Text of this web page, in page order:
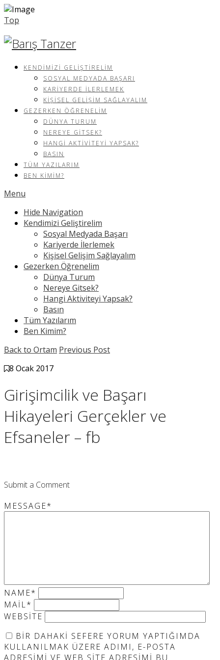
Top
KENDIMIZI GELIŞTIRELIM
SOSYAL MEDYADA BAŞARI
KARIYERDE İLERLEMEK
KIŞISEL GELIŞIM SAĞLAYALIM
GEZERKEN ÖĞRENELIM
DÜNYA TURUM
NEREYE GITSEK?
HANGI AKTIVITEYI YAPSAK?
BASIN
TÜM YAZILARIM
BEN KIMIM?
Menu
Hide Navigation
Kendimizi Geliştirelim
Sosyal Medyada Başarı
Kariyerde İlerlemek
Kişisel Gelişim Sağlayalım
Gezerken Öğrenelim
Dünya Turum
Nereye Gitsek?
Hangi Aktiviteyi Yapsak?
Basın
Tüm Yazılarım
Ben Kimim?
Back to Ortam Previous Post
8 Ocak 2017
Girişimcilik ve Başarı
Hikayeleri Gerçekler ve
Efsaneler – fb
Submit a Comment
MESSAGE*
NAME*
MAIL*
WEBSITE
BIR DAHAKI SEFERE YORUM YAPTIĞIMDA
KULLANILMAK ÜZERE ADIMI, E-POSTA
ADRESIMI VE WEB SITE ADRESIMI BU